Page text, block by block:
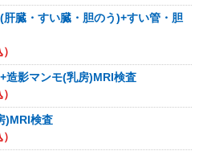
臓・すい臓・胆のう)+すい管・胆
造影マンモ(乳房)MRI検査
)MRI検査